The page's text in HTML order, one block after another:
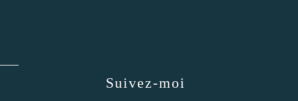
Suivez-moi